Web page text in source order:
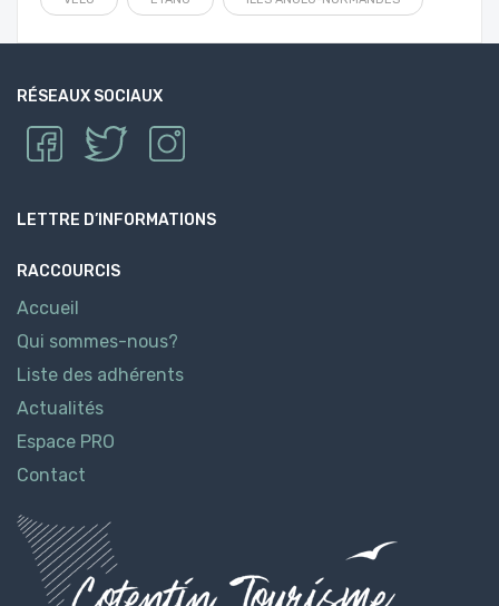
RÉSEAUX SOCIAUX
LETTRE D’INFORMATIONS
RACCOURCIS
Accueil
Qui sommes-nous?
Liste des adhérents
Actualités
Espace PRO
Contact